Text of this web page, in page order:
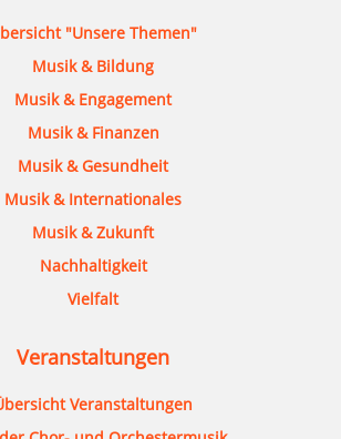
"Unsere Themen"
Musik & Bildung
Musik & Engagement
Musik & Finanzen
Musik & Gesundheit
Musik & Internationales
Musik & Zukunft
Nachhaltigkeit
Vielfalt
Veranstaltungen
Veranstaltungen